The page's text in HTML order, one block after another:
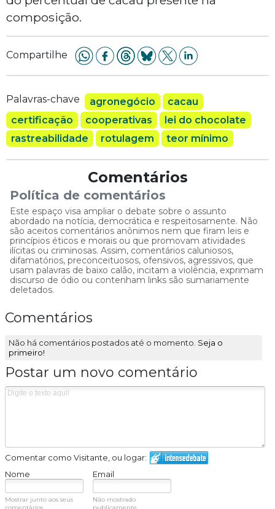
composição.
Compartilhe
Palavras-chave agronegócio
cacau
certificação
cooperativas
lei do chocolate
rastreabilidade
rotulagem teor mínimo
Comentários
Política de comentários
Este espaço visa ampliar o debate sobre o assunto
abordado na notícia, democrática e respeitosamente. Não
são aceitos comentários anônimos nem que firam leis e
princípios éticos e morais ou que promovam atividades
ilícitas ou criminosas. Assim, comentários caluniosos,
difamatórios, preconceituosos, ofensivos, agressivos, que
usam palavras de baixo calão, incitam a violência, exprimam
discurso de ódio ou contenham links são sumariamente
deletados.
Comentários
Não há comentários postados até o momento. Seja o
primeiro!
Postar um novo comentário
Comentar como Visitante, ou logar:
Nome
Email
Mostrar junto aos seus
Não mostrado